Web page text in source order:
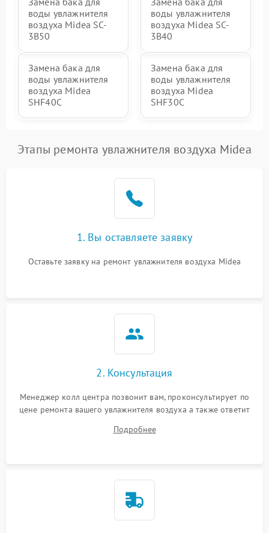
воды увлажнителя
воздуха Midea SC-
3B50
воды увлажнителя
воздуха Midea SC-
3B40
Замена бака для
воды увлажнителя
воздуха Midea
SHF40C
Замена бака для
воды увлажнителя
воздуха Midea
SHF30C
Этапы ремонта увлажнителя воздуха Midea
1. Вы оставляете заявку
Оставьте заявку на ремонт увлажнителя воздуха Midea
2. Консультация
Менеджер колл центра позвонит вам, проконсультирует по
цене ремонта вашего увлажнителя воздуха а также ответит
Подробнее